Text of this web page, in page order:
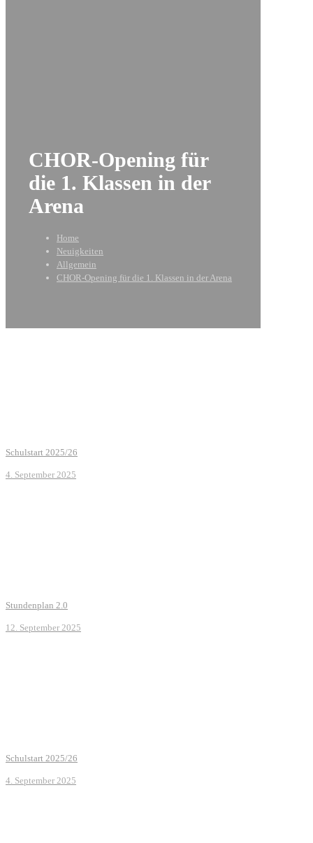
CHOR-Opening für
die 1. Klassen in der
Arena
Home
Neuigkeiten
Allgemein
CHOR-Opening für die 1. Klassen in der Arena
Schulstart 2025/26
4. September 2025
Stundenplan 2.0
12. September 2025
Schulstart 2025/26
4. September 2025